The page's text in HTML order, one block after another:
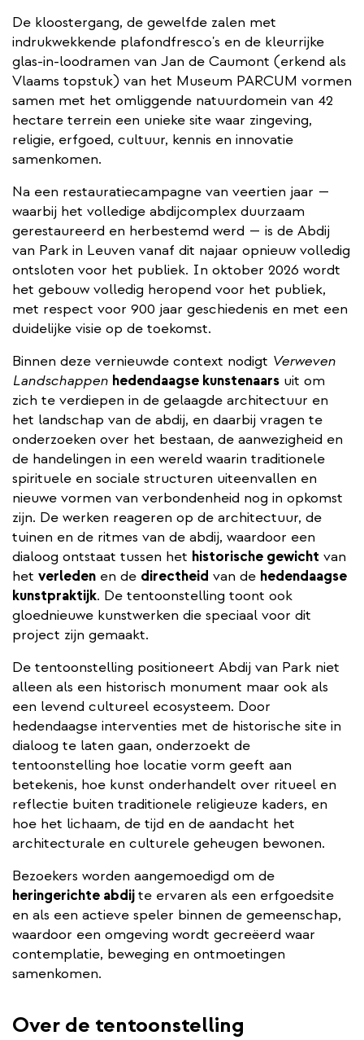
De kloostergang, de gewelfde zalen met
indrukwekkende plafondfresco's en de kleurrijke
glas-in-loodramen van Jan de Caumont (erkend als
Vlaams topstuk) van het Museum PARCUM vormen
samen met het omliggende natuurdomein van 42
hectare terrein een unieke site waar zingeving,
religie, erfgoed, cultuur, kennis en innovatie
samenkomen.
Na een restauratiecampagne van veertien jaar —
waarbij het volledige abdijcomplex duurzaam
gerestaureerd en herbestemd werd — is de Abdij
van Park in Leuven vanaf dit najaar opnieuw volledig
ontsloten voor het publiek. In oktober 2026 wordt
het gebouw volledig heropend voor het publiek,
met respect voor 900 jaar geschiedenis en met een
duidelijke visie op de toekomst.
Binnen deze vernieuwde context nodigt Verweven
Landschappen hedendaagse kunstenaars uit om
zich te verdiepen in de gelaagde architectuur en
het landschap van de abdij, en daarbij vragen te
onderzoeken over het bestaan, de aanwezigheid en
de handelingen in een wereld waarin traditionele
spirituele en sociale structuren uiteenvallen en
nieuwe vormen van verbondenheid nog in opkomst
zijn. De werken reageren op de architectuur, de
tuinen en de ritmes van de abdij, waardoor een
dialoog ontstaat tussen het historische gewicht van
het verleden en de directheid van de hedendaagse
kunstpraktijk. De tentoonstelling toont ook
gloednieuwe kunstwerken die speciaal voor dit
project zijn gemaakt.
De tentoonstelling positioneert Abdij van Park niet
alleen als een historisch monument maar ook als
een levend cultureel ecosysteem. Door
hedendaagse interventies met de historische site in
dialoog te laten gaan, onderzoekt de
tentoonstelling hoe locatie vorm geeft aan
betekenis, hoe kunst onderhandelt over ritueel en
reflectie buiten traditionele religieuze kaders, en
hoe het lichaam, de tijd en de aandacht het
architecturale en culturele geheugen bewonen.
Bezoekers worden aangemoedigd om de
heringerichte abdijte ervaren als een erfgoedsite
en als een actieve speler binnen de gemeenschap,
waardoor een omgeving wordt gecreëerd waar
contemplatie, beweging en ontmoetingen
samenkomen.
Over de tentoonstelling